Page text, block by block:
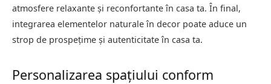
atmosfere relaxante și reconfortante în casa ta. În final,
integrarea elementelor naturale în decor poate aduce un
strop de prospețime și autenticitate în casa ta.
Personalizarea spațiului conform